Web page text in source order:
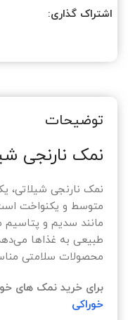
اشتراک گذاری:
توضیحات
نمک نارنجی
نمک نارنجی شیلاتی،
متوسط و یکنواخت
مانند سدیم و
طبیعی به غذاها
محصولات سلامتی
برای خرید نمک های
خوراکی